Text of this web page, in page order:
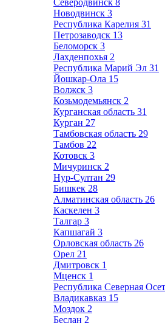
Северодвинск 8
Новодвинск 3
Республика Карелия 31
Петрозаводск 13
Беломорск 3
Лахденпохья 2
Республика Марий Эл 31
Йошкар-Ола 15
Волжск 3
Козьмодемьянск 2
Курганская область 31
Курган 27
Тамбовская область 29
Тамбов 22
Котовск 3
Мичуринск 2
Нур-Султан 29
Бишкек 28
Алматинская область 26
Каскелен 3
Талгар 3
Капшагай 3
Орловская область 26
Орел 21
Дмитровск 1
Мценск 1
Республика Северная
Владикавказ 15
Моздок 2
Беслан 2